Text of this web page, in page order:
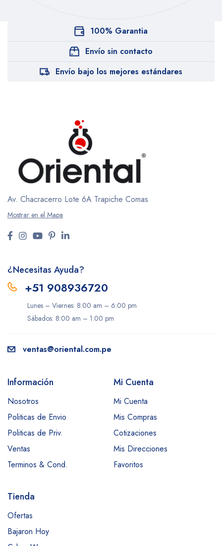
100% Garantia
Envío sin contacto
Envío bajo los mejores estándares
Av. Chacracerro Lote 6A Trapiche Comas
Mostrar en el Mapa
¿Necesitas Ayuda?
+51 908936720
Lunes – Viernes: 8:00 am – 6:00 pm
Sábados: 8:00 am – 1:00 pm
ventas@oriental.com.pe
Información
Nosotros
Politicas de Envio
Politicas de Priv.
Ventas
Terminos & Cond.
Mi Cuenta
Mi Cuenta
Mis Compras
Cotizaciones
Mis Direcciones
Favoritos
Tienda
Ofertas
Bajaron Hoy